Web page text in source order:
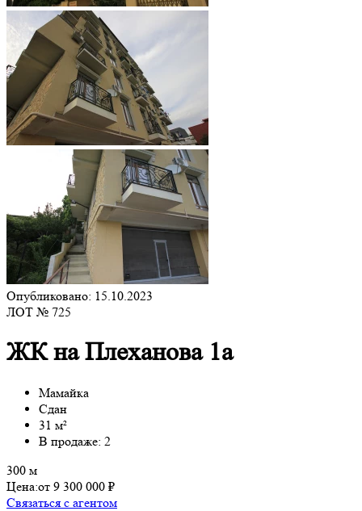
Опубликовано: 15.10.2023
ЛОТ № 725
ЖК на Плеханова 1а
Мамайка
Сдан
31 м²
В продаже: 2
300 м
Цена:от 9 300 000 ₽
Связаться с агентом